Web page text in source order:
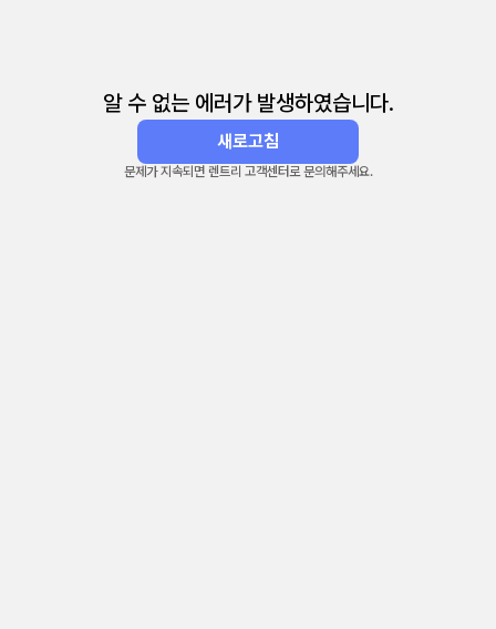
알 수 없는 에러가 발생하였습니다.
새로고침
문제가 지속되면 렌트리 고객센터로 문의해주세요.